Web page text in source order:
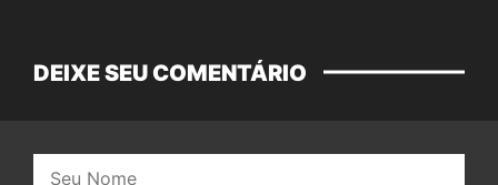
DEIXE SEU COMENTÁRIO